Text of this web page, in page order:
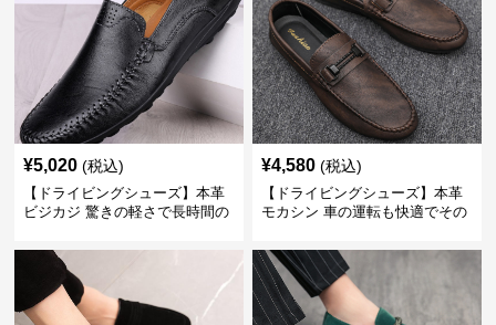
¥5,020 (税込)
【ドライビングシューズ】本革
ビジカジ 驚きの軽さで長時間の
¥4,580 (税込)
【ドライビングシューズ】本革
モカシン 車の運転も快適でその